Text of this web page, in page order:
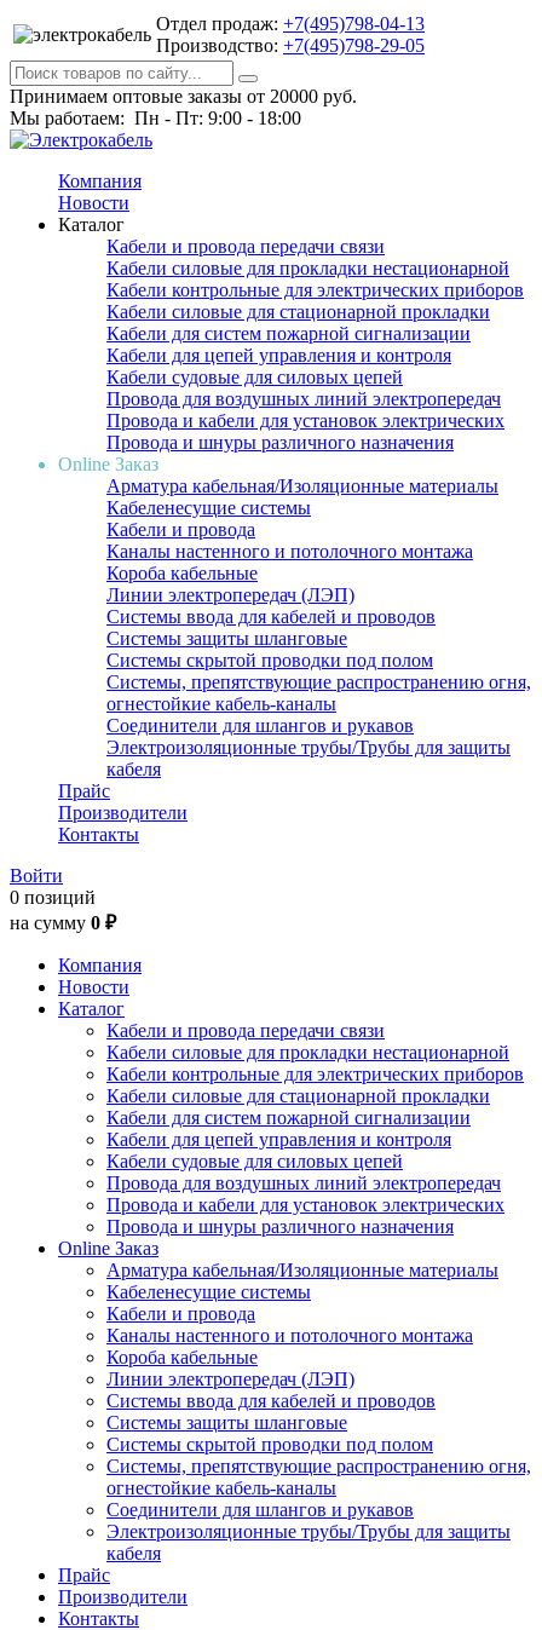
Отдел продаж: +7(495)798-04-13
Производство: +7(495)798-29-05
Принимаем оптовые заказы от 20000 руб.
Мы работаем: Пн - Пт: 9:00 - 18:00
Компания
Новости
Каталог
Кабели и провода передачи связи
Кабели силовые для прокладки нестационарной
Кабели контрольные для электрических приборов
Кабели силовые для стационарной прокладки
Кабели для систем пожарной сигнализации
Кабели для цепей управления и контроля
Кабели судовые для силовых цепей
Провода для воздушных линий электропередач
Провода и кабели для установок электрических
Провода и шнуры различного назначения
Online Заказ
Арматура кабельная/Изоляционные материалы
Кабеленесущие системы
Кабели и провода
Каналы настенного и потолочного монтажа
Короба кабельные
Линии электропередач (ЛЭП)
Системы ввода для кабелей и проводов
Системы защиты шланговые
Системы скрытой проводки под полом
Системы, препятствующие распространению огня,
огнестойкие кабель-каналы
Соединители для шлангов и рукавов
Электроизоляционные трубы/Трубы для защиты
кабеля
Прайс
Производители
Контакты
Войти
0 позиций
на сумму 0 ₽
Компания
Новости
Каталог
Кабели и провода передачи связи
Кабели силовые для прокладки нестационарной
Кабели контрольные для электрических приборов
Кабели силовые для стационарной прокладки
Кабели для систем пожарной сигнализации
Кабели для цепей управления и контроля
Кабели судовые для силовых цепей
Провода для воздушных линий электропередач
Провода и кабели для установок электрических
Провода и шнуры различного назначения
Online Заказ
Арматура кабельная/Изоляционные материалы
Кабеленесущие системы
Кабели и провода
Каналы настенного и потолочного монтажа
Короба кабельные
Линии электропередач (ЛЭП)
Системы ввода для кабелей и проводов
Системы защиты шланговые
Системы скрытой проводки под полом
Системы, препятствующие распространению огня,
огнестойкие кабель-каналы
Соединители для шлангов и рукавов
Электроизоляционные трубы/Трубы для защиты
кабеля
Прайс
Производители
Контакты